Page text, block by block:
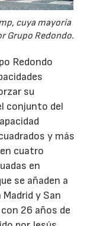
cuya mayoría
Grupo Redondo.
Redondo
su
conjunto del
y más
cuatro
en
se añaden a
y San
26 años de